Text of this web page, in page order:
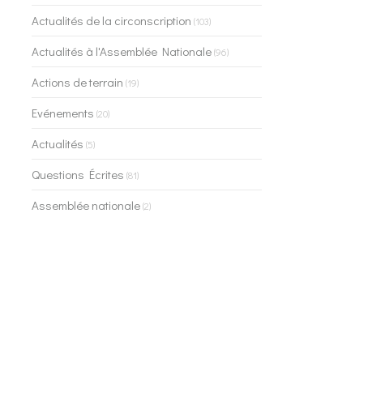
Actualités de la circonscription (103)
Actualités à l'Assemblée Nationale(96)
Actions de terrain (19)
Evénements (20)
Actualités (5)
Questions Écrites (81)
Assemblée nationale(2)